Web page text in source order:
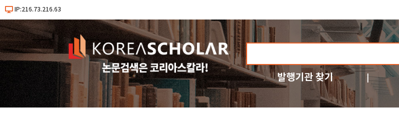
IP:216.73.216.63
발행기관 찾기